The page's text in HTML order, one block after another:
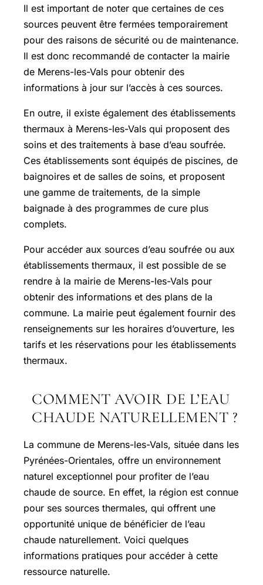
Il est important de noter que certaines de ces
sources peuvent être fermées temporairement
pour des raisons de sécurité ou de maintenance.
Il est donc recommandé de contacter la mairie
de Merens-les-Vals pour obtenir des
informations à jour sur l’accès à ces sources.
En outre, il existe également des établissements
thermaux à Merens-les-Vals qui proposent des
soins et des traitements à base d’eau soufrée.
Ces établissements sont équipés de piscines, de
baignoires et de salles de soins, et proposent
une gamme de traitements, de la simple
baignade à des programmes de cure plus
complets.
Pour accéder aux sources d’eau soufrée ou aux
établissements thermaux, il est possible de se
rendre à la mairie de Merens-les-Vals pour
obtenir des informations et des plans de la
commune. La mairie peut également fournir des
renseignements sur les horaires d’ouverture, les
tarifs et les réservations pour les établissements
thermaux.
COMMENT AVOIR DE L’EAU
CHAUDE NATURELLEMENT ?
La commune de Merens-les-Vals, située dans les
Pyrénées-Orientales, offre un environnement
naturel exceptionnel pour profiter de l’eau
chaude de source. En effet, la région est connue
pour ses sources thermales, qui offrent une
opportunité unique de bénéficier de l’eau
chaude naturellement. Voici quelques
informations pratiques pour accéder à cette
ressource naturelle.